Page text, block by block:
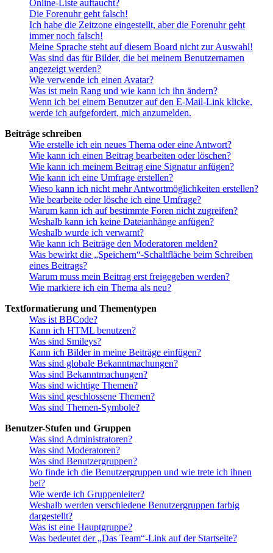
Online-Liste auftaucht?
Die Forenuhr geht falsch!
Ich habe die Zeitzone eingestellt, aber die Forenuhr geht
immer noch falsch!
Meine Sprache steht auf diesem Board nicht zur Auswahl!
Was sind das für Bilder, die bei meinem Benutzernamen
angezeigt werden?
Wie verwende ich einen Avatar?
Was ist mein Rang und wie kann ich ihn ändern?
Wenn ich bei einem Benutzer auf den E-Mail-Link klicke,
werde ich aufgefordert, mich anzumelden.
Beiträge schreiben
Wie erstelle ich ein neues Thema oder eine Antwort?
Wie kann ich einen Beitrag bearbeiten oder löschen?
Wie kann ich meinem Beitrag eine Signatur anfügen?
Wie kann ich eine Umfrage erstellen?
Wieso kann ich nicht mehr Antwortmöglichkeiten erstellen?
Wie bearbeite oder lösche ich eine Umfrage?
Warum kann ich auf bestimmte Foren nicht zugreifen?
Weshalb kann ich keine Dateianhänge anfügen?
Weshalb wurde ich verwarnt?
Wie kann ich Beiträge den Moderatoren melden?
Was bewirkt die „Speichern“-Schaltfläche beim Schreiben
eines Beitrags?
Warum muss mein Beitrag erst freigegeben werden?
Wie markiere ich ein Thema als neu?
Textformatierung und Thementypen
Was ist BBCode?
Kann ich HTML benutzen?
Was sind Smileys?
Kann ich Bilder in meine Beiträge einfügen?
Was sind globale Bekanntmachungen?
Was sind Bekanntmachungen?
Was sind wichtige Themen?
Was sind geschlossene Themen?
Was sind Themen-Symbole?
Benutzer-Stufen und Gruppen
Was sind Administratoren?
Was sind Moderatoren?
Was sind Benutzergruppen?
Wo finde ich die Benutzergruppen und wie trete ich ihnen
bei?
Wie werde ich Gruppenleiter?
Weshalb werden verschiedene Benutzergruppen farbig
dargestellt?
Was ist eine Hauptgruppe?
Was bedeutet der „Das Team“-Link auf der Startseite?